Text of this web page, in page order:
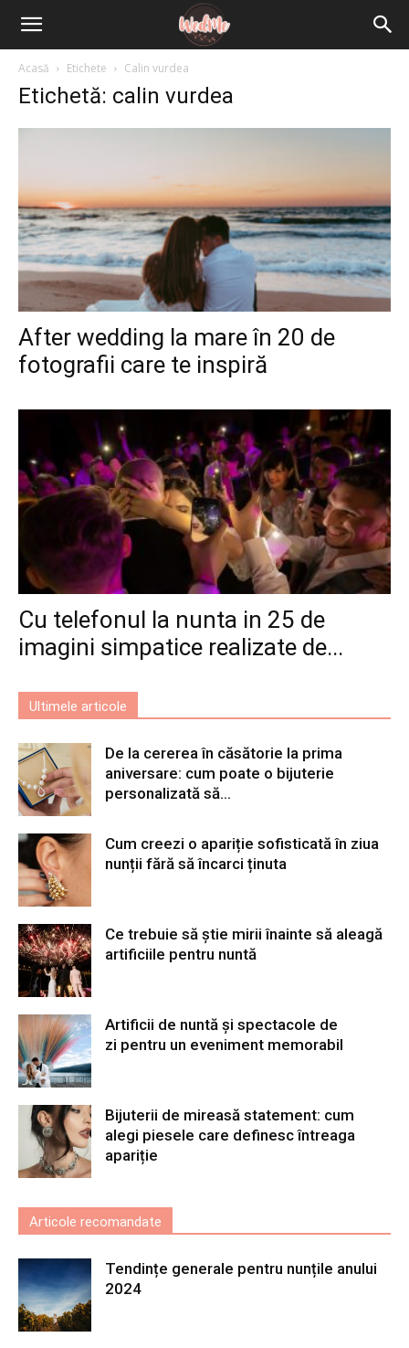
Acasă Etichete Calin vurdea
Etichetă: calin vurdea
After wedding la mare în 20 de
fotografii care te inspiră
Cu telefonul la nunta in 25 de
imagini simpatice realizate de...
Ultimele articole
De la cererea în căsătorie la prima
aniversare: cum poate o bijuterie
personalizată să...
Cum creezi o apariție sofisticată în ziua
nunții fără să încarci ținuta
Ce trebuie să știe mirii înainte să aleagă
artificiile pentru nuntă
Artificii de nuntă și spectacole de
zi pentru un eveniment memorabil
Bijuterii de mireasă statement: cum
alegi piesele care definesc întreaga
apariție
Articole recomandate
Tendințe generale pentru nunțile anului
2024